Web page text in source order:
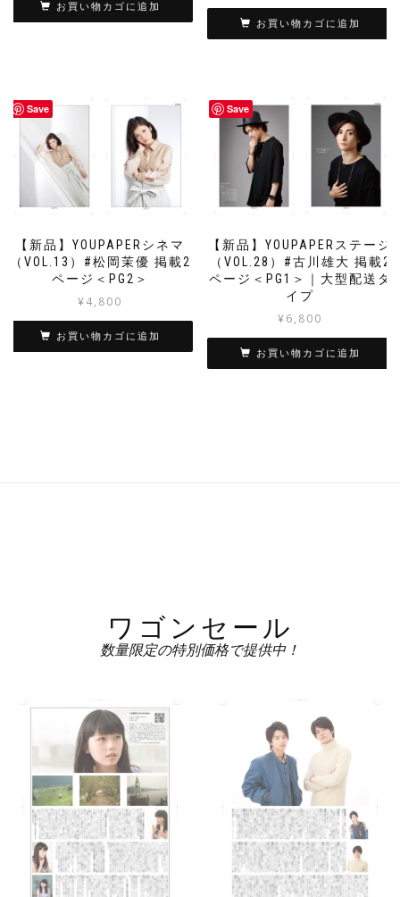
お買い物カゴに追加
お買い物カゴに追加
Save
【新品】YOUPAPERシネマ
（VOL.13）#松岡茉優 掲載2
ページ＜PG2＞
¥4,800
お買い物カゴに追加
Save
【新品】YOUPAPERステージ
（VOL.28）#古川雄大 掲載2
ページ＜PG1＞｜大型配送タ
イプ
¥6,800
お買い物カゴに追加
ワゴンセール
数量限定の特別価格で提供中！